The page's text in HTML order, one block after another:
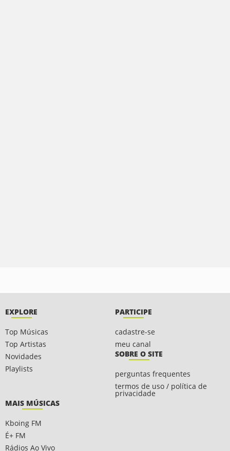
EXPLORE
Top Músicas
Top Artistas
Novidades
Playlists
PARTICIPE
cadastre-se
meu canal
SOBRE O SITE
perguntas frequentes
termos de uso / política de
privacidade
MAIS MÚSICAS
Kboing FM
É+ FM
Rádios Ao Vivo